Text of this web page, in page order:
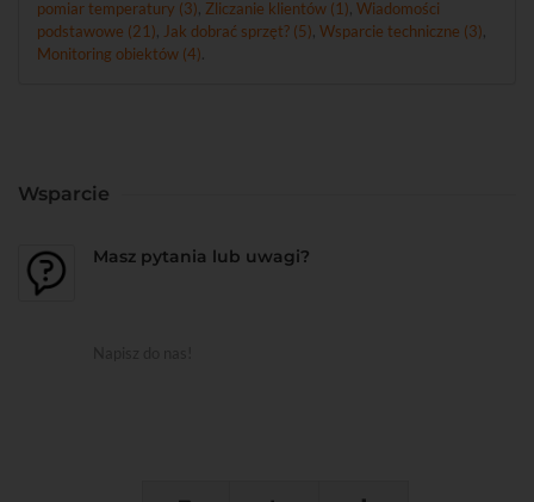
pomiar temperatury (3) Zliczanie klientów (1) Wiadomości
podstawowe (21)
Jak dobrać sprzęt? (5) Wsparcie techniczne (3)
Monitoring obiektów (4)
Wsparcie
Masz pytania lub uwagi?